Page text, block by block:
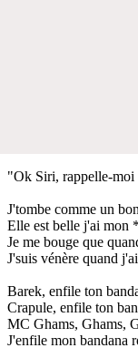
"Ok Siri, rappelle-moi
J'tombe comme un
Elle est belle j'ai mon
Je me bouge que
J'suis vénère quand
Barek, enfile ton
Crapule, enfile ton
MC Ghams, Ghams,
J'enfile mon bandana